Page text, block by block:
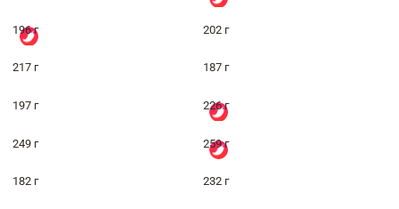
196 г 202 г
217 г 187 г
197 г 226 г
249 г 259 г
182 г 232 г